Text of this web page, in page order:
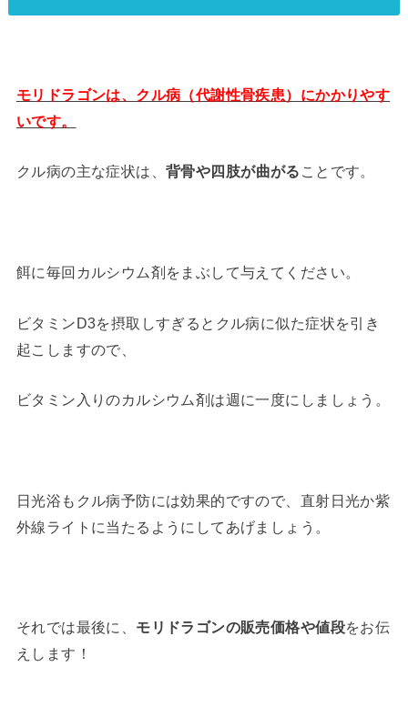
モリドラゴンは、クル病（代謝性骨疾患）にかかりやす
いです。
クル病の主な症状は、背骨や四肢が曲がる ことです。
餌に毎回カルシウム剤をまぶして与えてください。
ビタミンD3を摂取しすぎるとクル病に似た症状を引き
起こしますので、
ビタミン入りのカルシウム剤は週に一度にしましょう。
日光浴もクル病予防には効果的ですので、直射日光か紫
外線ライトに当たるようにしてあげましょう。
それでは最後に、 モリドラゴンの販売価格や値段をお伝
えします！